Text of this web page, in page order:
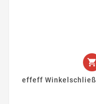

effeff